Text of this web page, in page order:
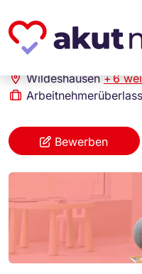
akut... Medizinische
Erzieher (m/
Wildeshausen+6
Bewerben